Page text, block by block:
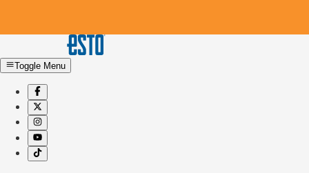
Toggle Menu